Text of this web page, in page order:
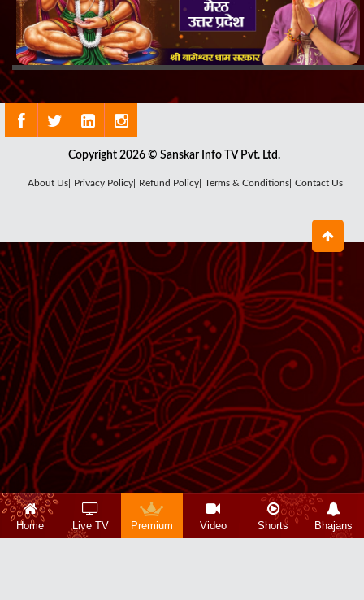
Copyright 2026 © Sanskar Info TV Pvt. Ltd.
About Us| Privacy Policy| Refund Policy| Terms & Conditions| Contact Us
Home Live TV Premium Video Shorts Bhajans